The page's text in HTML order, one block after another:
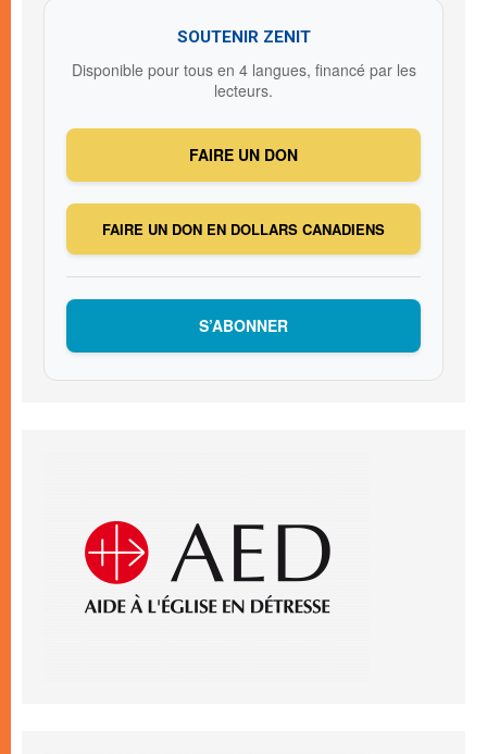
SOUTENIR ZENIT
Disponible pour tous en 4 langues, financé par les
lecteurs.
FAIRE UN DON
FAIRE UN DON EN DOLLARS CANADIENS
S’ABONNER